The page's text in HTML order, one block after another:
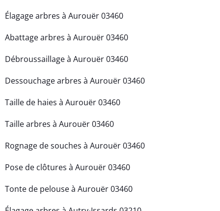
Élagage arbres à Aurouër 03460
Abattage arbres à Aurouër 03460
Débroussaillage à Aurouër 03460
Dessouchage arbres à Aurouër 03460
Taille de haies à Aurouër 03460
Taille arbres à Aurouër 03460
Rognage de souches à Aurouër 03460
Pose de clôtures à Aurouër 03460
Tonte de pelouse à Aurouër 03460